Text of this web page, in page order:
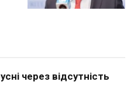
через відсутність